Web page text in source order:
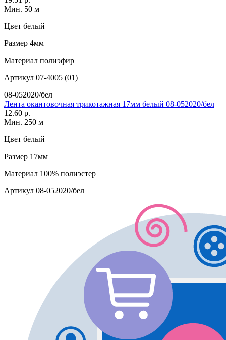
Мин. 50 м
Цвет белый
Размер 4мм
Материал полиэфир
Артикул 07-4005 (01)
08-052020/бел
Лента окантовочная трикотажная 17мм белый 08-052020/бел
12.60 р.
Мин. 250 м
Цвет белый
Размер 17мм
Материал 100% полиэстер
Артикул 08-052020/бел